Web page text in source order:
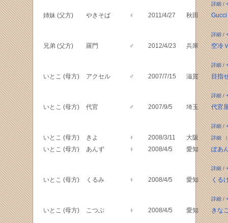
詳細/
姉妹 (父方) やきそば ♀ 2011/4/27 秋田
詳細/
兄弟 (父方) 羅門 ♂ 2012/4/23 兵庫 空冷
詳細/
いとこ (母方) アクセル ♂ 2007/7/15 滋賀 目指
詳細/
いとこ (母方) 代官 ♂ 2007/9/5 埼玉 代官
詳細/
いとこ (母方) きよ ♀ 2008/3/11 大阪 詳細（
いとこ (母方) あんず ♀ 2008/4/5 愛知 ぽあ
詳細/
いとこ (母方) くるみ ♀ 2008/4/5 愛知 くる
詳細/
いとこ (母方) こつぶ ♀ 2008/4/5 愛知 きな